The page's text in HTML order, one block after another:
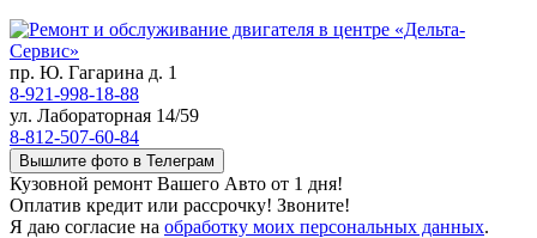
пр. Ю. Гагарина д. 1
8-921-998-18-88
ул. Лабораторная 14/59
8-812-507-60-84
Вышлите фото в Телеграм
Кузовной ремонт Вашего Авто от 1 дня!
Оплатив кредит или рассрочку! Звоните!
Я даю согласие на обработку моих персональных данных.